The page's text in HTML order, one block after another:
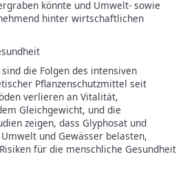
könnte und Umwelt- sowie
hinter wirtschaftlichen
die Folgen des intensiven
Pflanzenschutzmittel seit
verlieren an Vitalität,
Gleichgewicht, und die
zeigen, dass Glyphosat und
und Gewässer belasten,
für die menschliche Gesundheit